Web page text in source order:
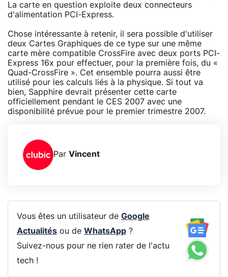
La carte en question exploite deux connecteurs
d'alimentation PCI-Express.
Chose intéressante à retenir, il sera possible d'utiliser
deux Cartes Graphiques de ce type sur une même
carte mère compatible CrossFire avec deux ports PCI-
Express 16x pour effectuer, pour la première fois, du «
Quad-CrossFire ». Cet ensemble pourra aussi être
utilisé pour les calculs liés à la physique. Si tout va
bien, Sapphire devrait présenter cette carte
officiellement pendant le CES 2007 avec une
disponibilité prévue pour le premier trimestre 2007.
Par Vincent
Vous êtes un utilisateur de Google
Actualitésou de WhatsApp?
Suivez-nous pour ne rien rater de l'actu
tech !